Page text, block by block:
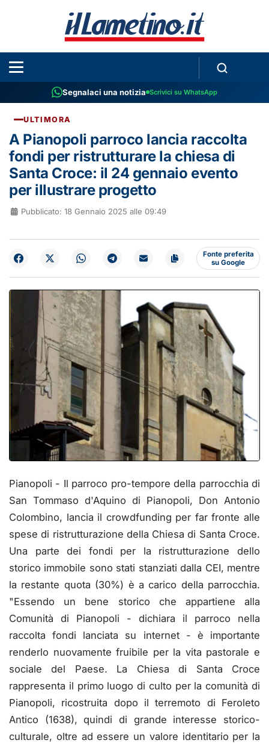
Segnalaci una notizia Scrivici su WhatsApp
ULTIMORA
A Pianopoli parroco lancia raccolta
fondi per ristrutturare la chiesa di
Santa Croce: il 24 gennaio evento
per illustrare progetto
Pubblicato: 18 Gennaio 2025 alle 09:49
Fonte preferita
su Google
Pianopoli - Il parroco pro-tempore della parrocchia di
San Tommaso d'Aquino di Pianopoli, Don Antonio
Colombino, lancia il crowdfunding per far fronte alle
spese di ristrutturazione della Chiesa di Santa Croce.
Una parte dei fondi per la ristrutturazione dello
storico immobile sono stati stanziati dalla CEI, mentre
la restante quota (30%) è a carico della parrocchia.
"Essendo un bene storico che appartiene alla
Comunità di Pianopoli - dichiara il parroco nella
raccolta fondi lanciata su internet - è importante
renderlo nuovamente fruibile per la vita pastorale e
sociale del Paese. La Chiesa di Santa Croce
rappresenta il primo luogo di culto per la comunità di
Pianopoli, ricostruita dopo il terremoto di Feroleto
Antico (1638), quindi di grande interesse storico-
culturale, oltre ad essere un valore identitario per la